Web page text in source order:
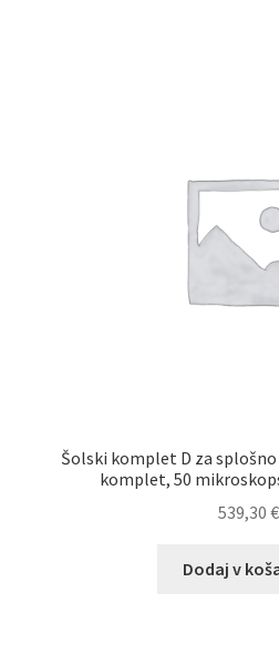
Šolski komplet D za
komplet, 50
539,30 €
Dodaj v